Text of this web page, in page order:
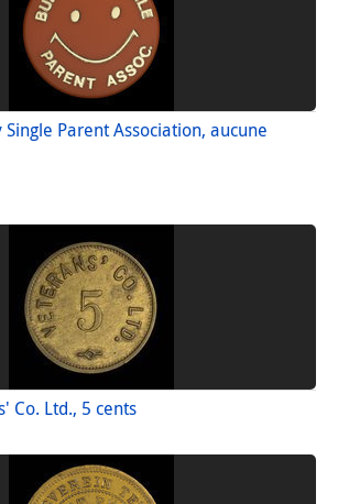
Parent Association, aucune
Co. Ltd., 5 cents